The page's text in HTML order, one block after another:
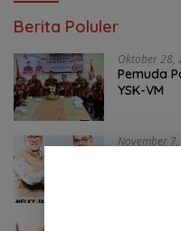
Berita Poluler
Oktober 28,
Pemuda
YSK-VM
November
46,74%